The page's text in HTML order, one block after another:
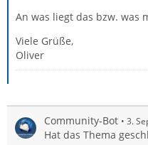
An was liegt das bzw. was
Viele Grüße,
Oliver
Community-Bot 3.
Hat das Thema